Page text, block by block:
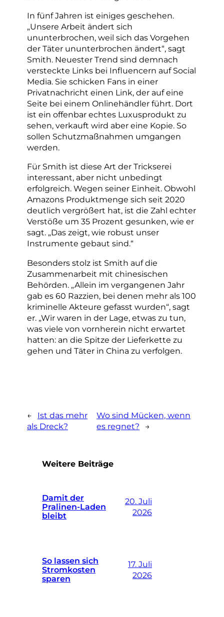
In fünf Jahren ist einiges geschehen.
„Unsere Arbeit ändert sich
ununterbrochen, weil sich das Vorgehen
der Täter ununterbrochen ändert“, sagt
Smith. Neuester Trend sind demnach
versteckte Links bei Influencern auf Social
Media. Sie schicken Fans in einer
Privatnachricht einen Link, der auf eine
Seite bei einem Onlinehändler führt. Dort
ist ein offenbar echtes Luxusprodukt zu
sehen, verkauft wird aber eine Kopie. So
sollen Schutzmaßnahmen umgangen
werden.
Für Smith ist diese Art der Trickserei
interessant, aber nicht unbedingt
erfolgreich. Wegen seiner Einheit. Obwohl
Amazons Produktmenge sich seit 2020
deutlich vergrößert hat, ist die Zahl echter
Verstöße um 35 Prozent gesunken, wie er
sagt. „Das zeigt, wie robust unser
Instrumente gebaut sind.“
Besonders stolz ist Smith auf die
Zusammenarbeit mit chinesischen
Behörden. „Allein im vergangenen Jahr
gab es 60 Razzien, bei denen mehr als 100
kriminelle Akteure gefasst wurden“, sagt
er. „Wir waren in der Lage, etwas zu tun,
was viele von vornherein nicht erwartet
hatten: an die Spitze der Lieferkette zu
gehen und Täter in China zu verfolgen.
←
Ist das mehr
als Dreck?
Wo sind Mücken, wenn
es regnet?
→
Weitere Beiträge
Damit der
Pralinen-Laden
bleibt
20. Juli
2026
So lassen sich
Stromkosten
sparen
17. Juli
2026